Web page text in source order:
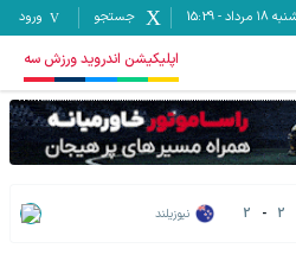
۱۸ مرداد -
15:29 جستجو ورود
اپلیکیشن اندروید ورزش سه
2
-
2 نیوزیلند